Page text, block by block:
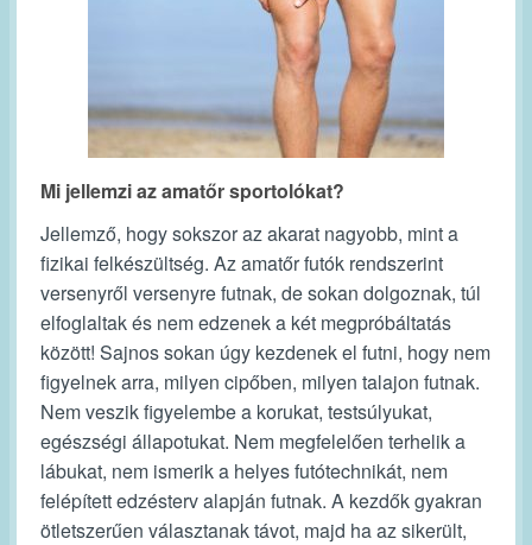
Mi jellemzi az amatőr sportolókat?
Jellemző, hogy sokszor az akarat nagyobb, mint a
fizikai felkészültség. Az amatőr futók rendszerint
versenyről versenyre futnak, de sokan dolgoznak, túl
elfoglaltak és nem edzenek a két megpróbáltatás
között! Sajnos sokan úgy kezdenek el futni, hogy nem
figyelnek arra, milyen cipőben, milyen talajon futnak.
Nem veszik figyelembe a korukat, testsúlyukat,
egészségi állapotukat. Nem megfelelően terhelik a
lábukat, nem ismerik a helyes futótechnikát, nem
felépített edzésterv alapján futnak. A kezdők gyakran
ötletszerűen választanak távot, majd ha az sikerült,